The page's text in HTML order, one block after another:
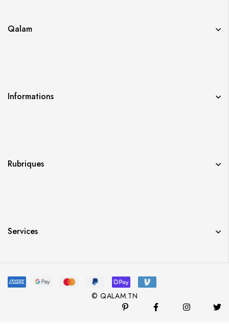
Qalam
Informations
Rubriques
Services
© QALAM.TN